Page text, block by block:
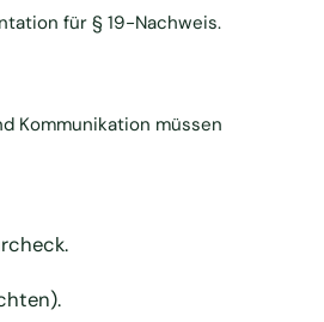
für § 19-Nachweis.
Kommunikation müssen